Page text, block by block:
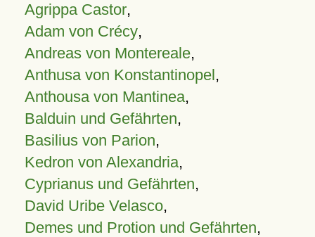
Agrippa Castor,
Adam von Crécy,
Andreas von Montereale,
Anthusa von Konstantinopel,
Anthousa von Mantinea,
Balduin und Gefährten,
Basilius von Parion,
Kedron von Alexandria,
Cyprianus und Gefährten,
David Uribe Velasco,
Demes und Protion und Gefährten,